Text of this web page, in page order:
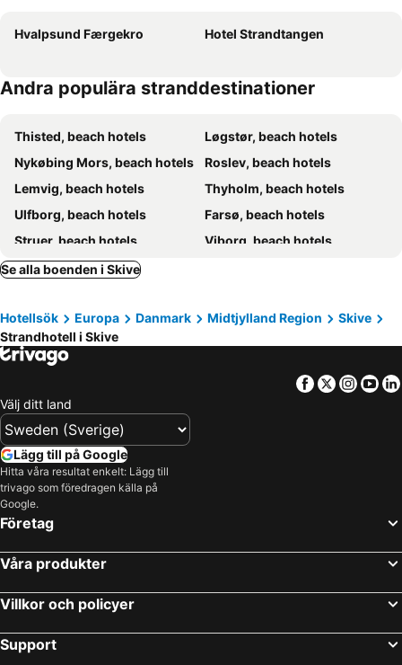
Hvalpsund Færgekro Hotel Strandtangen
Andra populära stranddestinationer
Thisted, beach hotels
Løgstør, beach hotels
Nykøbing Mors, beach hotels
Roslev, beach hotels
Lemvig, beach hotels
Thyholm, beach hotels
Ulfborg, beach hotels
Farsø, beach hotels
Struer, beach hotels
Viborg, beach hotels
Spøttrup, beach hotels
Se alla boenden i Skive
Hotellsök Europa Danmark Midtjylland Region
Skive
Strandhotell i Skive
Facebook
Twitter
Välj ditt land
Lägg till på Google
Hitta våra resultat enkelt: Lägg till
trivago som föredragen källa på
Google.
Företag
Våra produkter
Villkor och policyer
Support